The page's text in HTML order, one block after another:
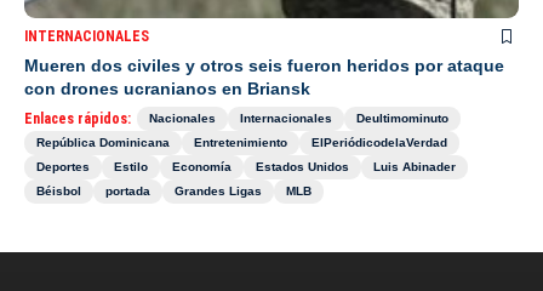
INTERNACIONALES
Mueren dos civiles y otros seis fueron heridos por ataque
con drones ucranianos en Briansk
Enlaces rápidos: Nacionales Internacionales
Deultimominuto
República Dominicana
Entretenimiento
ElPeriódicodelaVerdad
Deportes
Estilo Economía Estados Unidos
Luis Abinader
Béisbol
portada Grandes Ligas MLB